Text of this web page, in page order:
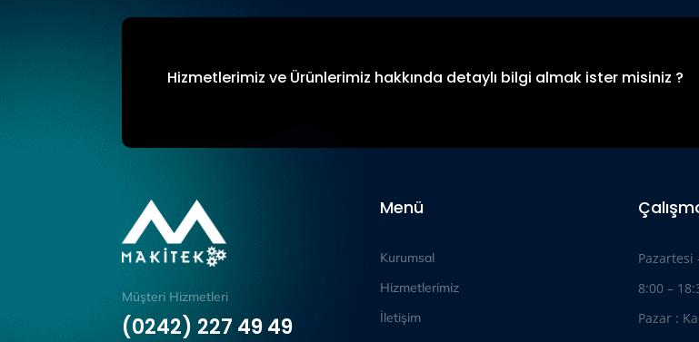
Hizmetlerimiz ve Ürünlerimiz hakkında detaylı bilgi almak ister misiniz ?
Müşteri Hizmetleri
(0242) 227 49 49
Menü
Kurumsal
Hizmetlerimiz
İletişim
Pazartesi
8:00 –
Pazar :